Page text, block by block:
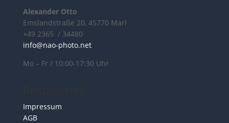
Alexander Otto
Emslandstraße 20, 45770 Marl
+49 2365 / 34480
info@nao-photo.net
Mo – Fr / 10:00-17:30 Uhr
Impressum
AGB